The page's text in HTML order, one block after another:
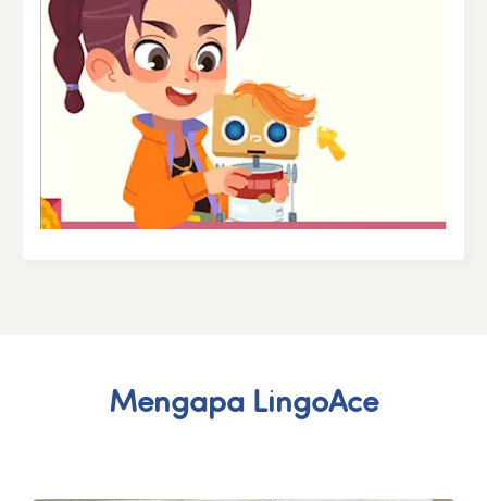
Mengapa LingoAce